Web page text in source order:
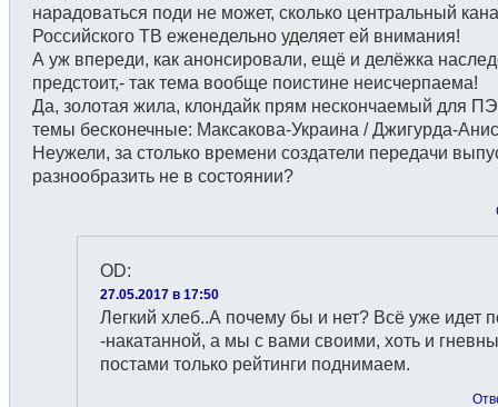
нарадоваться поди не может, сколько центральный
Российского ТВ еженедельно уделяет ей внимания!
А уж впереди, как анонсировали, ещё и делёжка
предстоит,- так тема вообще поистине неисчерпаема!
Да, золотая жила, клондайк прям нескончаемый для
темы бесконечные: Максакова-Украина / Джигурда-
Неужели, за столько времени создатели передачи
разнообразить не в состоянии?
OD:
27.05.2017 в 17:50
Легкий хлеб..А почему бы и нет? Bсё уже идет
-накатанной, a мы с вами своими, хоть и
постами только рейтинги поднимаем.